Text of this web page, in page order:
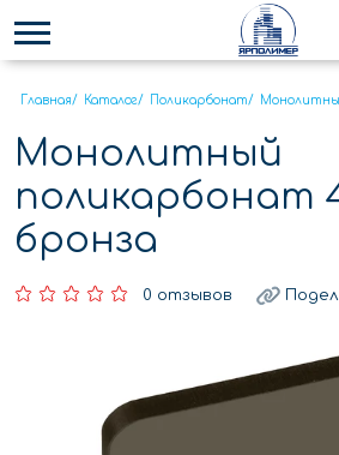
Главная/ Каталог/ Поликарбонат/
Монолитный
поликарбонат
бронза
0 отзывов